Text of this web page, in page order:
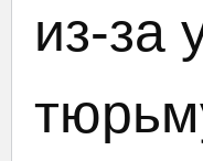
из-за